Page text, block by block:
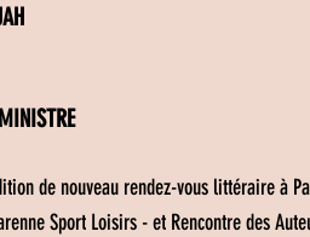
de nouveau rendez-vous littéraire à
Sport Loisirs - et Rencontre des